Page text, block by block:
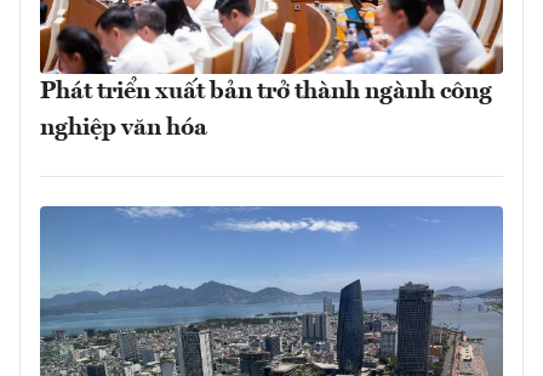
Phát triển xuất bản trở thành ngành công
nghiệp văn hóa